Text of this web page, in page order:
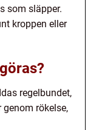
som släpper.
kroppen eller
regelbundet,
rökelse,